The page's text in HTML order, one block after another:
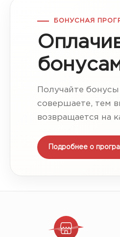
БОНУСНАЯ
Получайте
совершаете, тем
возвращается на
Подробнее о